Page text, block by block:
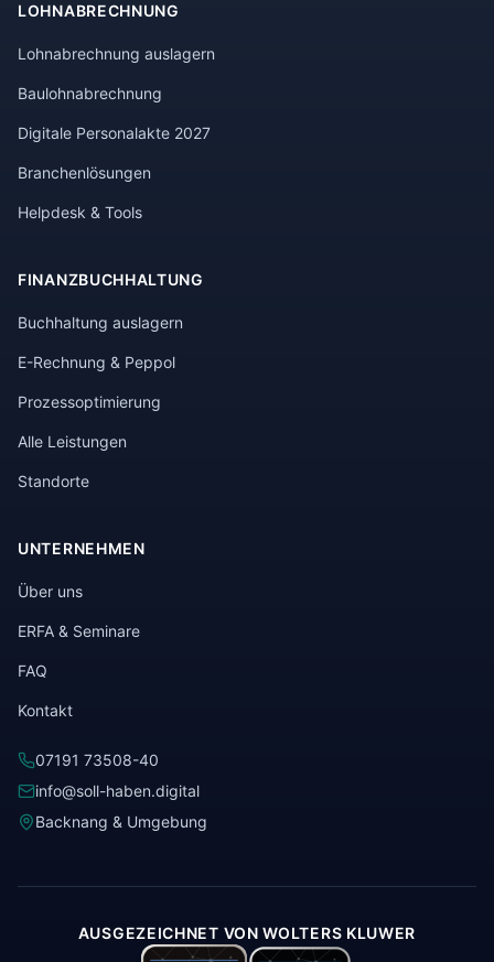
LOHNABRECHNUNG
Lohnabrechnung auslagern
Baulohnabrechnung
Digitale Personalakte 2027
Branchenlösungen
Helpdesk & Tools
FINANZBUCHHALTUNG
Buchhaltung auslagern
E-Rechnung & Peppol
Prozessoptimierung
Alle Leistungen
Standorte
UNTERNEHMEN
Über uns
ERFA & Seminare
FAQ
Kontakt
07191 73508-40
info@soll-haben.digital
Backnang & Umgebung
AUSGEZEICHNET VON WOLTERS KLUWER